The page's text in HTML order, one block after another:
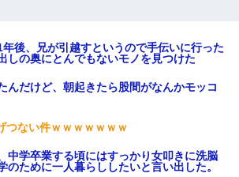
年後、兄が引越すというので手伝いに行った
しの奥にとんでもないモノを見つけた
んだけど、朝起きたら股間がなんかモッコ
つない件ｗｗｗｗｗｗｗ
中学卒業する頃にはすっかり女叩きに洗脳
のために一人暮らししたいと言い出した。